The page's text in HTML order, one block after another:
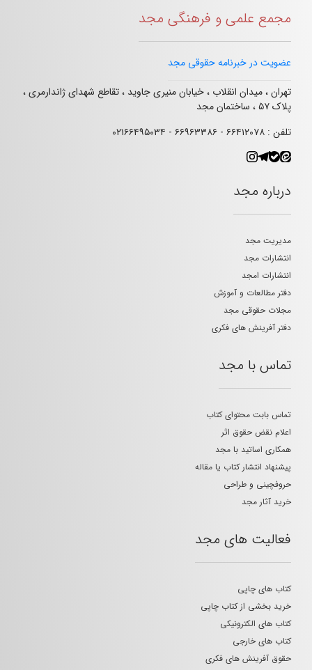
مجمع علمی و فرهنگی مجد
عضویت در خبرنامه حقوقی مجد
تهران ، میدان انقلاب ، خیابان منیری جاوید ، تقاطع شهدای ژاندارمری ،
پلاک ۵۷ ، ساختمان مجد
تلفن : ۶۶۴۱۲۰۷۸ - ۶۶۹۶۳۳۸۶ - ۰۲۱۶۶۴۹۵۰۳۴
درباره مجد
مدیریت مجد
انتشارات مجد
انتشارات امجد
دفتر مطالعات و آموزش
مجلات حقوقی مجد
دفتر آفرینش های فکری
تماس با مجد
تماس بابت محتوای کتاب
اعلام نقض حقوق اثر
همکاری اساتید با مجد
پیشنهاد انتشار کتاب یا مقاله
حروفچینی و طراحی
خرید آثار مجد
فعالیت های مجد
کتاب های چاپی
خرید بخشی از کتاب چاپی
کتاب های الکترونیکی
کتاب های خارجی
حقوق آفرینش های فکری